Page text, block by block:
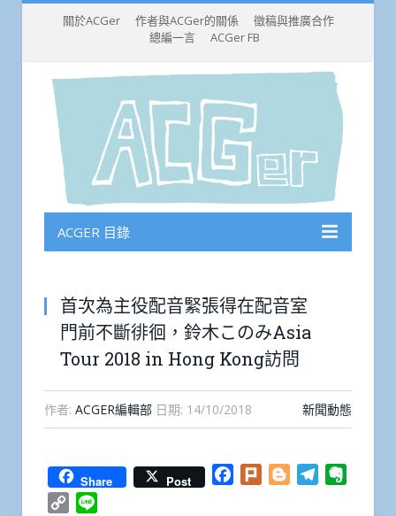
關於ACGer 作者與ACGer的關係
徵稿與推廣合作
總編一言
ACGer FB
ACGER 目錄
首次為主役配音緊張得在配音室
門前不斷徘徊，鈴木このみAsia
Tour 2018 in Hong Kong訪問
作者: ACGER編輯部 日期: 14/10/2018 新聞動態
Share Post Facebook
Plurk BloggerTelegram
Copy